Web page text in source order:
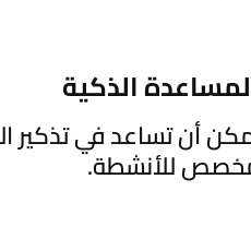
أن تساعد في تذكير
للأنشطة.